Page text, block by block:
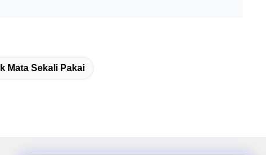
Mata Sekali Pakai